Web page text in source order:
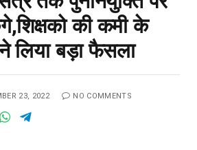
की कमी के
लिया बड़ा फैसला
23, 2022 NO COMMENTS